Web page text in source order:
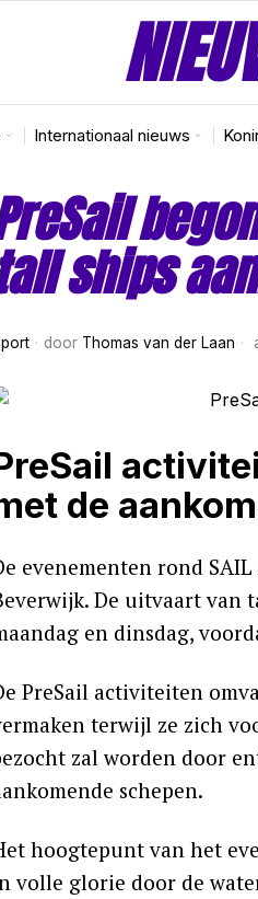
Internationaal nieuws
ships
door Thomas van der Laan
de
evenementen rond
De uitvaart van
en dinsdag,
PreSail activiteiten
terwijl ze zich
zal worden door
schepen.
hoogtepunt van het
volle glorie door de